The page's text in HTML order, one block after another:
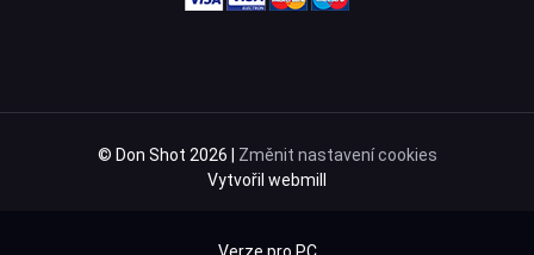
© Don Shot 2026 | Změnit nastavení cookies
Vytvořil webmill
Verze pro PC